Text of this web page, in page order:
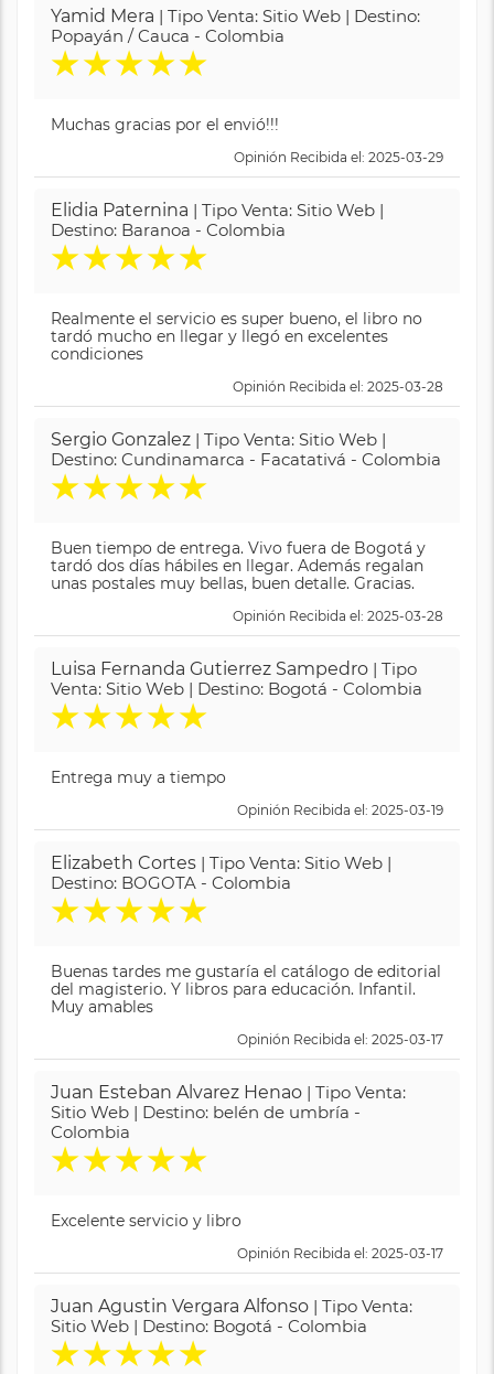
Yamid Mera | Tipo Venta: Sitio Web | Destino:
Popayán / Cauca - Colombia
★★★★★
Muchas gracias por el envió!!!
Opinión Recibida el: 2025-03-29
Elidia Paternina | Tipo Venta: Sitio Web |
Destino: Baranoa - Colombia
★★★★★
Realmente el servicio es super bueno, el libro no
tardó mucho en llegar y llegó en excelentes
condiciones
Opinión Recibida el: 2025-03-28
Sergio Gonzalez | Tipo Venta: Sitio Web |
Destino: Cundinamarca - Facatativá - Colombia
★★★★★
Buen tiempo de entrega. Vivo fuera de Bogotá y
tardó dos días hábiles en llegar. Además regalan
unas postales muy bellas, buen detalle. Gracias.
Opinión Recibida el: 2025-03-28
Luisa Fernanda Gutierrez Sampedro | Tipo
Venta: Sitio Web | Destino: Bogotá - Colombia
★★★★★
Entrega muy a tiempo
Opinión Recibida el: 2025-03-19
Elizabeth Cortes | Tipo Venta: Sitio Web |
Destino: BOGOTA - Colombia
★★★★★
Buenas tardes me gustaría el catálogo de editorial
del magisterio. Y libros para educación. Infantil.
Muy amables
Opinión Recibida el: 2025-03-17
Juan Esteban Alvarez Henao | Tipo Venta:
Sitio Web | Destino: belén de umbría -
Colombia
★★★★★
Excelente servicio y libro
Opinión Recibida el: 2025-03-17
Juan Agustin Vergara Alfonso | Tipo Venta:
Sitio Web | Destino: Bogotá - Colombia
★★★★★